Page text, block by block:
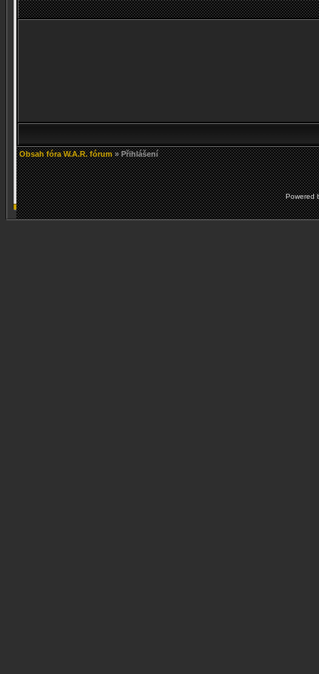
Obsah fóra W.A.R. fórum» Přihlášení
Powered